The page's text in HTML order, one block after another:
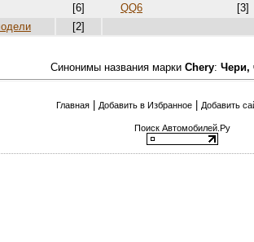
[6] QQ6
[3]
[2]
Синонимы названия марки Chery: Чери,
Главная| Добавить в Избранное| Добавить
Поиск Автомобилей.Ру